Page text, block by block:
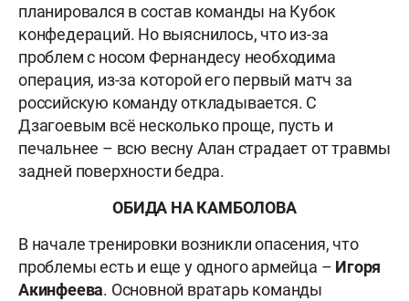
планировался в состав команды на Кубок
конфедераций. Но выяснилось, что из-за
проблем с носом Фернандесу необходима
операция, из-за которой его первый матч за
российскую команду откладывается. С
Дзагоевым всё несколько проще, пусть и
печальнее – всю весну Алан страдает от травмы
задней поверхности бедра.
ОБИДА НА КАМБОЛОВА
В начале тренировки возникли опасения, что
проблемы есть и еще у одного армейца – Игоря
Акинфеева. Основной вратарь команды